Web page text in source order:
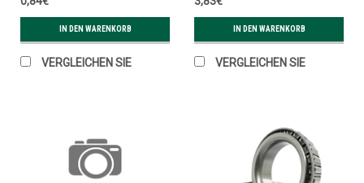
IN DEN WARENKORB
VERGLEICHEN SIE
IN DEN WARENKORB
VERGLEICHEN SIE